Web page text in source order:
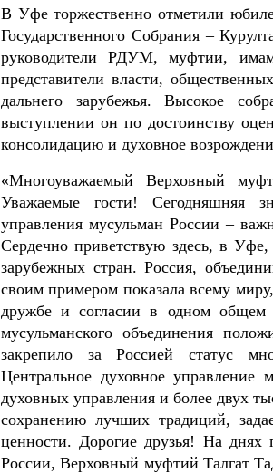
В Уфе торжественно отметили
Государственного Собрания –
руководители РДУМ, муфтии,
представители власти,
дальнего зарубежья. Высокое
выступлении он по достоинству
консолидацию и духовное
«Многоуважаемый Верховный
Уважаемые гости! Сегодняшняя
управления мусульман России –
Сердечно приветствую здесь, в
зарубежных стран. Россия,
своим примером показала всему
дружбе и согласии в одном
мусульманского объединения
закрепило за Россией статус
Центральное духовное
духовных управления и более двух
сохранению лучших традиций,
ценности. Дорогие друзья! На днях
России, Верховный муфтий Талгат